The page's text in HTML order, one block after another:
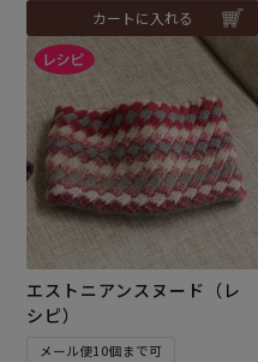
カートに入れる
エストニアンスヌード（レ
シピ）
メール便10個まで可